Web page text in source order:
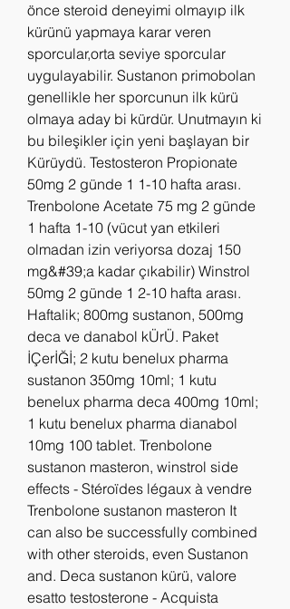
önce steroid deneyimi olmayıp ilk
kürünü yapmaya karar veren
sporcular,orta seviye sporcular
uygulayabilir. Sustanon primobolan
genellikle her sporcunun ilk kürü
olmaya aday bi kürdür. Unutmayın ki
bu bileşikler için yeni başlayan bir
Kürüydü. Testosteron Propionate
50mg 2 günde 1 1-10 hafta arası.
Trenbolone Acetate 75 mg 2 günde
1 hafta 1-10 (vücut yan etkileri
olmadan izin veriyorsa dozaj 150
mg&#39;a kadar çıkabilir) Winstrol
50mg 2 günde 1 2-10 hafta arası.
Haftalik; 800mg sustanon, 500mg
deca ve danabol kÜrÜ. Paket
İÇerİĞİ; 2 kutu benelux pharma
sustanon 350mg 10ml; 1 kutu
benelux pharma deca 400mg 10ml;
1 kutu benelux pharma dianabol
10mg 100 tablet. Trenbolone
sustanon masteron, winstrol side
effects - Stéroïdes légaux à vendre
Trenbolone sustanon masteron It
can also be successfully combined
with other steroids, even Sustanon
and. Deca sustanon kürü, valore
esatto testosterone - Acquista